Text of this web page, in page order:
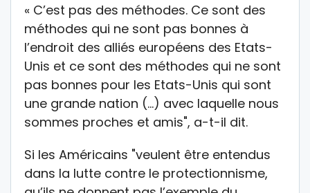
« C’est pas des méthodes. Ce sont des
méthodes qui ne sont pas bonnes à
l’endroit des alliés européens des Etats-
Unis et ce sont des méthodes qui ne sont
pas bonnes pour les Etats-Unis qui sont
une grande nation (…) avec laquelle nous
sommes proches et amis", a-t-il dit.
Si les Américains "veulent être entendus
dans la lutte contre le protectionnisme,